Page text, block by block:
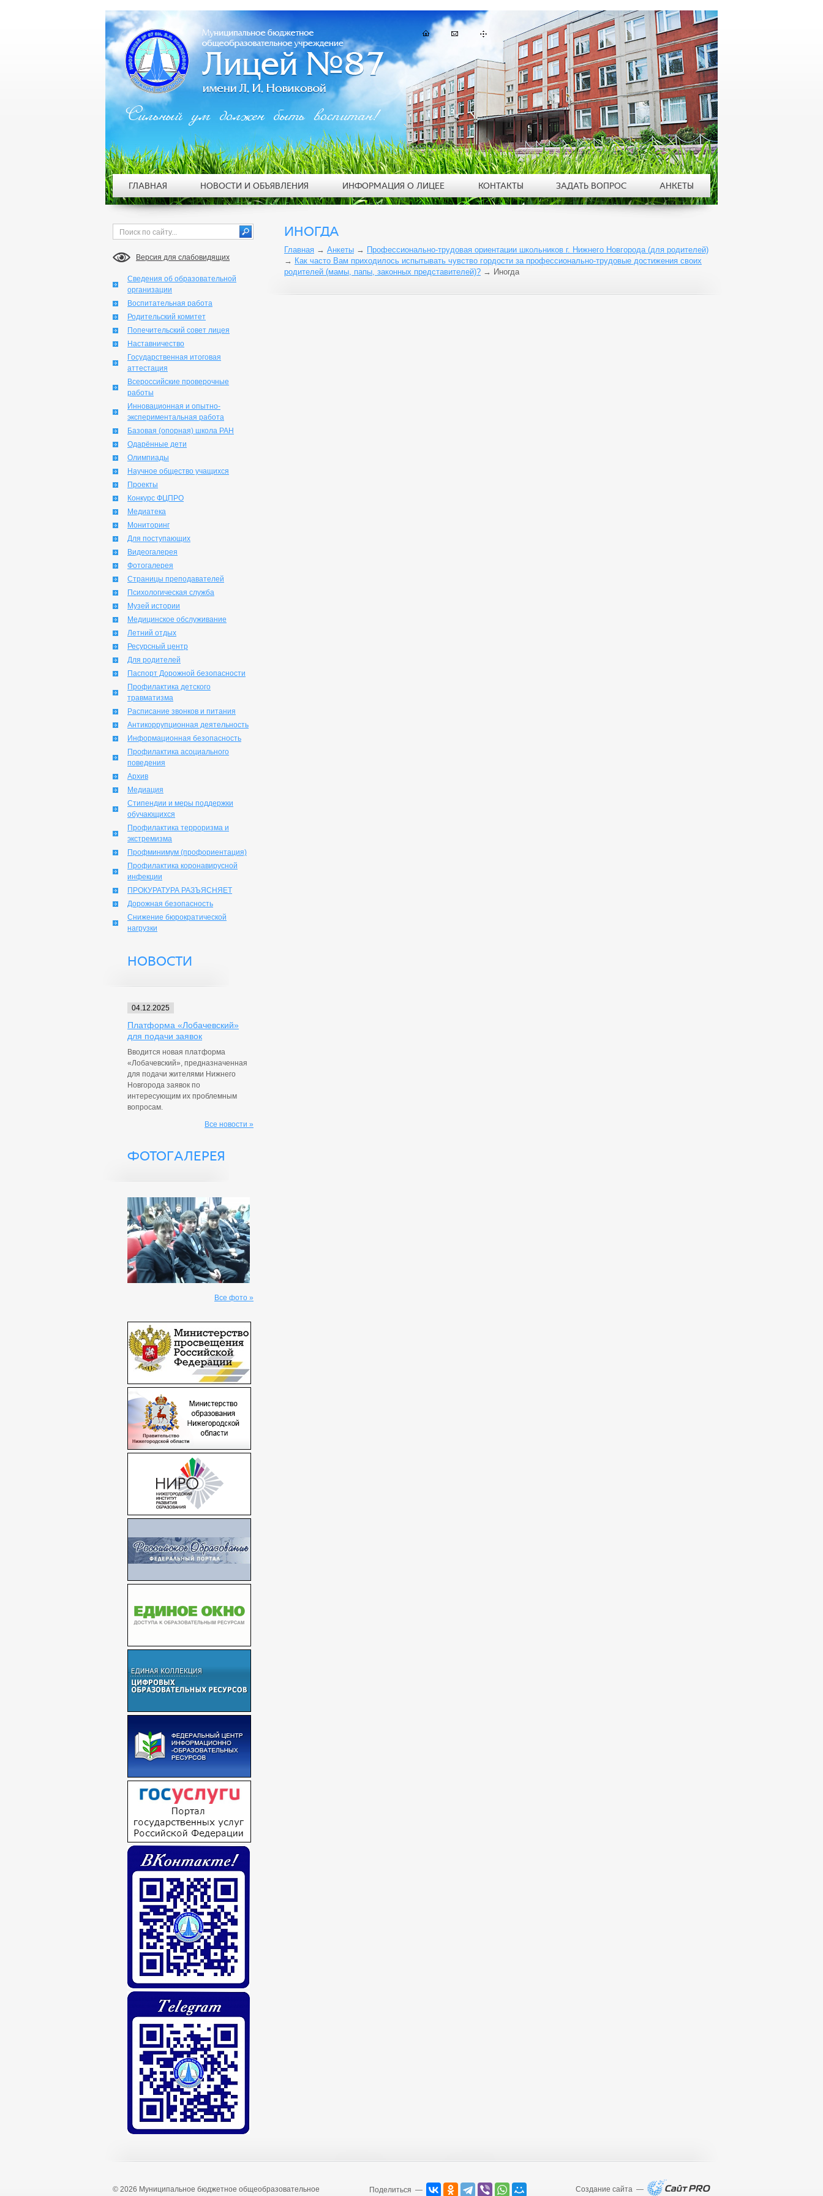
Версия для слабовидящих
Сведения об образовательной
организации
Воспитательная работа
Родительский комитет
Попечительский совет лицея
Наставничество
Государственная итоговая
аттестация
Всероссийские проверочные
работы
Инновационная и опытно-
экспериментальная работа
Базовая (опорная) школа РАН
Одарённые дети
Олимпиады
Научное общество учащихся
Проекты
Конкурс ФЦПРО
Медиатека
Мониторинг
Для поступающих
Видеогалерея
Фотогалерея
Страницы преподавателей
Психологическая служба
Музей истории
Медицинское обслуживание
Летний отдых
Ресурсный центр
Для родителей
Паспорт Дорожной безопасности
Профилактика детского
травматизма
Расписание звонков и питания
Антикоррупционная деятельность
Информационная безопасность
Профилактика асоциального
поведения
Архив
Медиация
Стипендии и меры поддержки
обучающихся
Профилактика терроризма и
экстремизма
Профминимум (профориентация)
Профилактика коронавирусной
инфекции
ПРОКУРАТУРА РАЗЪЯСНЯЕТ
Дорожная безопасность
Снижение бюрократической
нагрузки
НОВОСТИ
04.12.2025
Платформа «Лобачевский»
для подачи заявок
Вводится новая платформа
«Лобачевский», предназначенная
для подачи жителями Нижнего
Новгорода заявок по
интересующим их проблемным
вопросам.
Все новости »
ФОТОГАЛЕРЕЯ
Все фото »
ИНОГДА
Главная → Анкеты → Профессионально-трудовая ориентации школьников г. Нижнего Новгорода (для родителей)
→ Как часто Вам приходилось испытывать чувство гордости за профессионально-трудовые достижения своих
родителей (мамы, папы, законных представителей)? → Иногда
Сильный ум должен быть воспитан!
ГЛАВНАЯ НОВОСТИ И ОБЪЯВЛЕНИЯ ИНФОРМАЦИЯ О ЛИЦЕЕ КОНТАКТЫ ЗАДАТЬ ВОПРОС АНКЕТЫ
© 2026 Муниципальное бюджетное общеобразовательное Поделиться — Создание сайта —